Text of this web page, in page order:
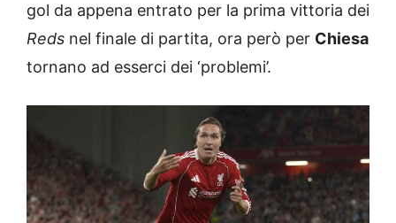
gol da appena entrato per la prima vittoria dei
Reds nel finale di partita, ora però per Chiesa
tornano ad esserci dei ‘problemi’.